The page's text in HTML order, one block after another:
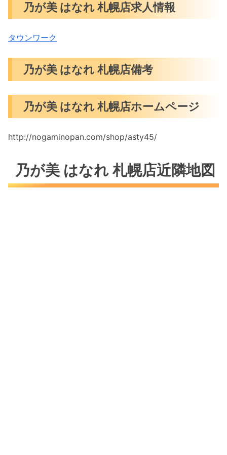
乃が美 はなれ 札幌店求人情報
タウンワーク
乃が美 はなれ 札幌店備考
乃が美 はなれ 札幌店ホームページ
http://nogaminopan.com/shop/asty45/
乃が美 はなれ 札幌店近隣地図